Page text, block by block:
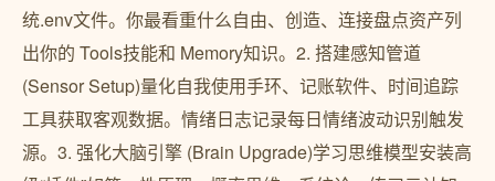
统.env文件。你最看重什么自由、创造、连接盘点资产列
出你的 Tools技能和 Memory知识。2. 搭建感知管道
(Sensor Setup)量化自我使用手环、记账软件、时间追踪
工具获取客观数据。情绪日志记录每日情绪波动识别触发
源。3. 强化大脑引擎 (Brain Upgrade)学习思维模型安装高